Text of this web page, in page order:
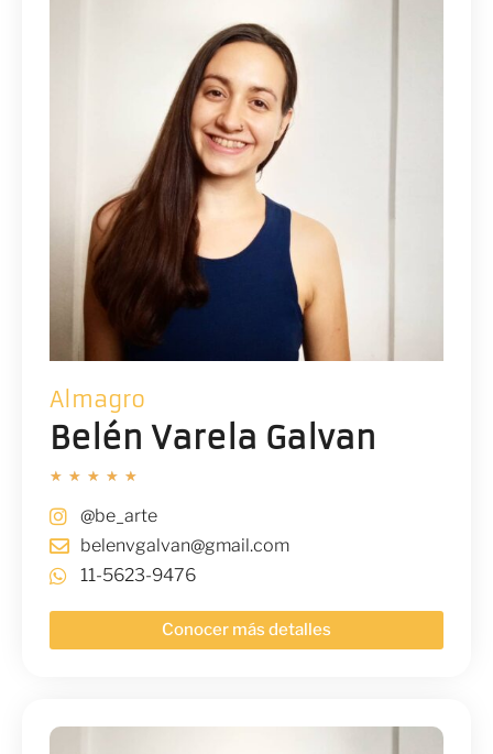
Almagro
Belén Varela Galvan
★ ★ ★ ★ ★
@be_arte
belenvgalvan@gmail.com
11-5623-9476
Conocer más detalles